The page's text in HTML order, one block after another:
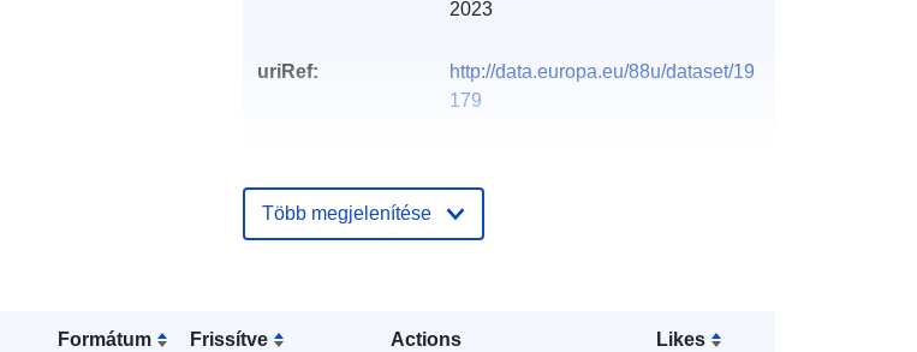
Formátum Frissítve Actions Likes
2023
uriRef:
http://data.europa.eu/88u/dataset/19
179
Több megjelenítése